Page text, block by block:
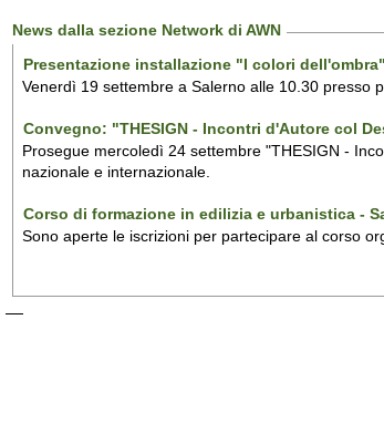
News dalla sezione Network di AWN
Presentazione installazione "I colori
Venerdì 19 settembre a Salerno alle 10.30 presso
Convegno: "THESIGN - Incontri d'Autore col
Prosegue mercoledì 24 settembre "THESIGN -
nazionale e internazionale.
Corso di formazione in edilizia e urbanistica -
Sono aperte le iscrizioni per partecipare al corso